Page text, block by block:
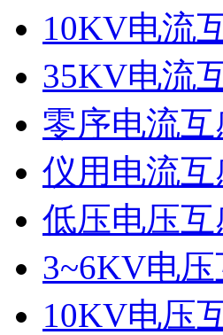
10KV电流
35KV电流
零序电流互
仪用电流互
低压电压互
3~6KV电
10KV电压